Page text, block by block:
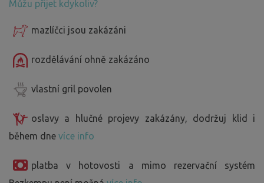
Můžu přijet kdykoliv?
mazlíčci jsou zakázáni
rozdělávání ohně zakázáno
vlastní gril povolen
oslavy a hlučné projevy zakázány, dodržuj klid i
během dne více info
platba v hotovosti a mimo rezervační systém